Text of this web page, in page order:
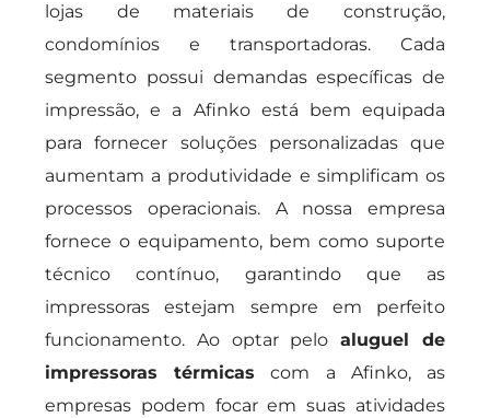
lojas de materiais de construção,
condomínios e transportadoras. Cada
segmento possui demandas específicas de
impressão, e a Afinko está bem equipada
para fornecer soluções personalizadas que
aumentam a produtividade e simplificam os
processos operacionais. A nossa empresa
fornece o equipamento, bem como suporte
técnico contínuo, garantindo que as
impressoras estejam sempre em perfeito
funcionamento. Ao optar peloaluguel de
impressoras térmicas com a Afinko, as
empresas podem focar em suas atividades